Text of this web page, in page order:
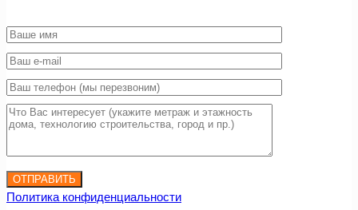
Политика конфиденциальности